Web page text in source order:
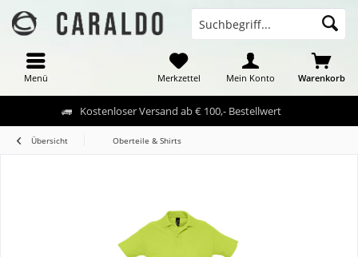
Kostenloser Versand ab € 100,- Bestellwert
Menü Warenkorb
Merkzettel Mein Konto
Übersicht Oberteile & Shirts